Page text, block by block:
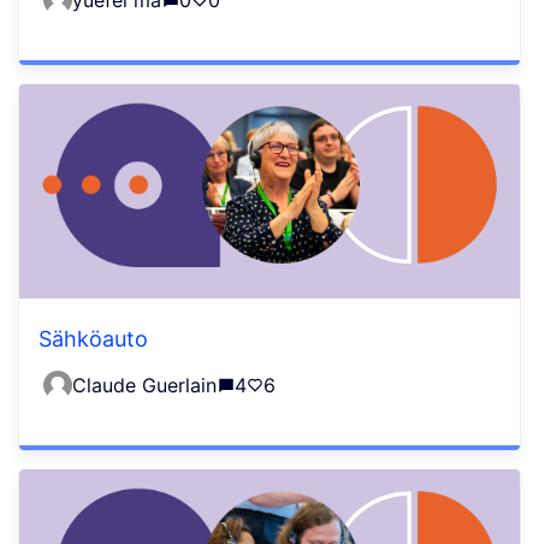
Sähköauto
Claude Guerlain 4 6